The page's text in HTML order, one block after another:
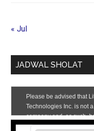
« Jul
JADWAL SHOLAT